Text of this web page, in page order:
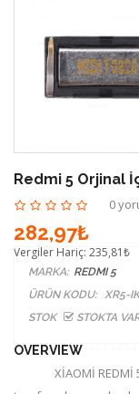
Redmi 5 Orjinal
0
282,97₺
Vergiler Hariç: 235,81₺
MARKA: REDMI 5
ÜRÜN KODU: XR5-IK
STOK
STOKTA
OVERVIEW
XİAOMİ REDMİ 5